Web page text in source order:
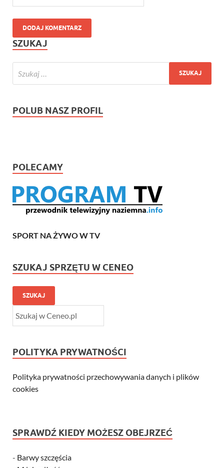
SZUKAJ
POLUB NASZ PROFIL
POLECAMY
SPORT NA ŻYWO W TV
SZUKAJ SPRZĘTU W CENEO
SZUKAJ
POLITYKA PRYWATNOŚCI
Polityka prywatności przechowywania danych i plików
cookies
SPRAWDŹ KIEDY MOŻESZ OBEJRZEĆ
- Barwy szczęścia